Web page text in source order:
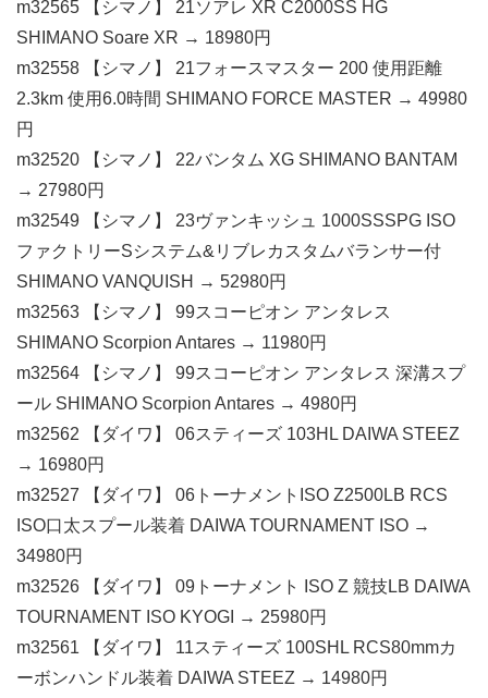
m32565 【シマノ】 21ソアレ XR C2000SS HG
SHIMANO Soare XR → 18980円
m32558 【シマノ】 21フォースマスター 200 使用距離
2.3km 使用6.0時間 SHIMANO FORCE MASTER → 49980
円
m32520 【シマノ】 22バンタム XG SHIMANO BANTAM
→ 27980円
m32549 【シマノ】 23ヴァンキッシュ 1000SSSPG ISO
ファクトリーSシステム&リブレカスタムバランサー付
SHIMANO VANQUISH → 52980円
m32563 【シマノ】 99スコーピオン アンタレス
SHIMANO Scorpion Antares → 11980円
m32564 【シマノ】 99スコーピオン アンタレス 深溝スプ
ール SHIMANO Scorpion Antares → 4980円
m32562 【ダイワ】 06スティーズ 103HL DAIWA STEEZ
→ 16980円
m32527 【ダイワ】 06トーナメントISO Z2500LB RCS
ISO口太スプール装着 DAIWA TOURNAMENT ISO →
34980円
m32526 【ダイワ】 09トーナメント ISO Z 競技LB DAIWA
TOURNAMENT ISO KYOGI → 25980円
m32561 【ダイワ】 11スティーズ 100SHL RCS80mmカ
ーボンハンドル装着 DAIWA STEEZ → 14980円